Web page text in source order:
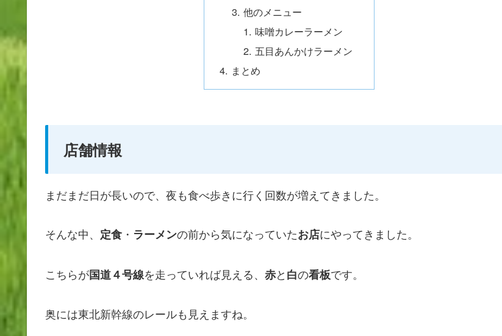
他のメニュー
味噌カレーラーメン
五目あんかけラーメン
まとめ
店舗情報
まだまだ日が長いので、夜も食べ歩きに行く回数が増えてきました。
そんな中、 定食 ・ ラーメンの前から気になっていたお店にやってきました。
こちらが国道４号線を走っていれば見える、 赤と白の看板です。
奥には東北新幹線のレールも見えますね。